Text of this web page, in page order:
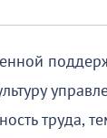
труда,